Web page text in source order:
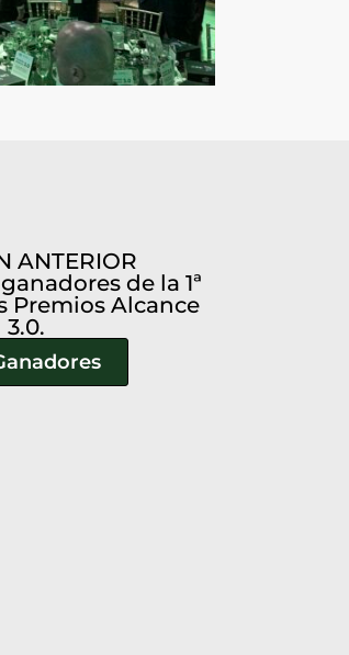
ANTERIOR
de la 1ª
Premios Alcance
3.0.